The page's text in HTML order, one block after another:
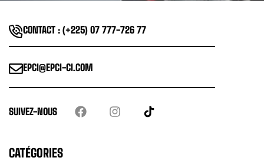
CONTACT : (+225) 07 777-726 77
EPCI@EPCI-CI.COM
SUIVEZ-NOUS
CATÉGORIES